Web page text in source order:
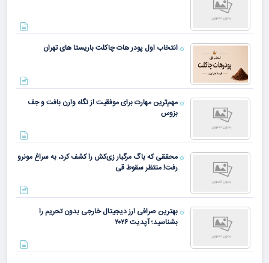
انتخاب اول پودر هات چاکلت باریستا های تهران
مهم‌ترین مهارت برای موفقیت از نگاه وارن بافت و جف
بزوس
محققی که باگ مرگبار زی‌کش را کشف کرد، به سراغ مونرو
رفت! منتظر سقوط قی
بهترین صرافی ارز دیجیتال خارجی بدون تحریم را
بشناسید؛ آپدیت ۲۰۲۶